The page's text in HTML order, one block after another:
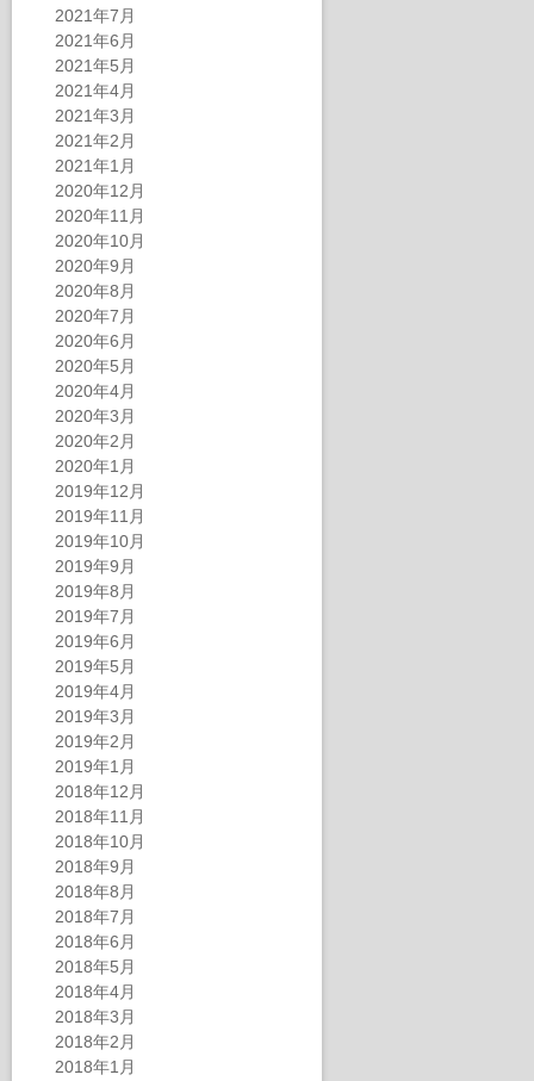
2021年7月
2021年6月
2021年5月
2021年4月
2021年3月
2021年2月
2021年1月
2020年12月
2020年11月
2020年10月
2020年9月
2020年8月
2020年7月
2020年6月
2020年5月
2020年4月
2020年3月
2020年2月
2020年1月
2019年12月
2019年11月
2019年10月
2019年9月
2019年8月
2019年7月
2019年6月
2019年5月
2019年4月
2019年3月
2019年2月
2019年1月
2018年12月
2018年11月
2018年10月
2018年9月
2018年8月
2018年7月
2018年6月
2018年5月
2018年4月
2018年3月
2018年2月
2018年1月